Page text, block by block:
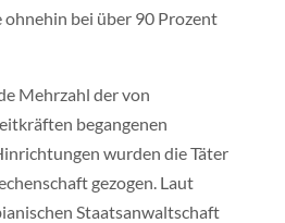
bei über 90 Prozent
Mehrzahl der von
begangenen
wurden die Täter
gezogen. Laut
Staatsanwaltschaft